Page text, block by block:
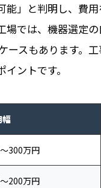
」と判明し、費
場では、機器選定
ースもあります。
ントです。
幅
300万円
200万円